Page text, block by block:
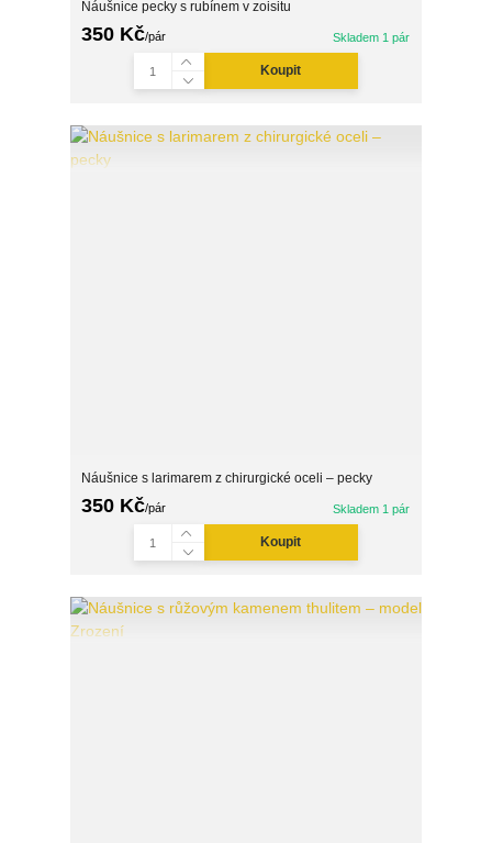
Náušnice pecky s rubínem v zoisitu
350 Kč/pár Skladem 1 pár
Koupit
Náušnice s larimarem z chirurgické oceli – pecky
350 Kč/pár Skladem 1 pár
Koupit